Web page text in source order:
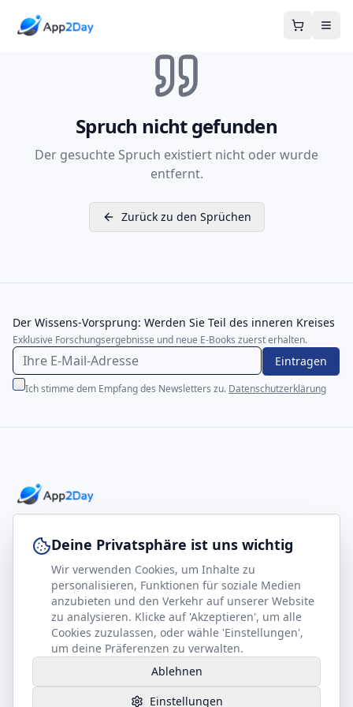
Spruch nicht gefunden
Der gesuchte Spruch existiert nicht oder wurde
entfernt.
Zurück zu den Sprüchen
Der Wissens-Vorsprung: Werden Sie Teil des inneren Kreises
Exklusive Forschungsergebnisse und neue E-Books zuerst erhalten.
Eintragen
Ich stimme dem Empfang des Newsletters zu. Datenschutzerklärung
footer.company
Kontakt
Partner werden
Gesundheits-Kompass
Rechtliches
Impressum
Datenschutz
AGB
Deine Privatsphäre ist uns wichtig
Wir verwenden Cookies, um Inhalte zu
personalisieren, Funktionen für soziale Medien
anzubieten und den Verkehr auf unserer Website
zu analysieren. Klicke auf 'Akzeptieren', um alle
Cookies zuzulassen, oder wähle 'Einstellungen',
um deine Präferenzen zu verwalten.
Ablehnen
Einstellungen
Hilfe benötigt?